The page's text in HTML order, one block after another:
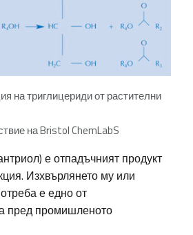
на триглицериди от растителни
на Bristol ChemLabS
е отпадъчният продукт
Изхвърлянето му или
е едно от
пред промишленото